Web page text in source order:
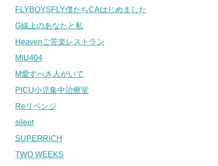
FLYBOYSFLY僕たちCAはじめました
G線上のあなたと私
Heavenご苦楽レストラン
MIU404
M愛すべき人がいて
PICU小児集中治療室
Reリベンジ
silent
SUPERRICH
TWO WEEKS